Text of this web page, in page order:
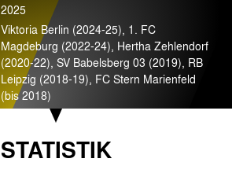
2025
Viktoria Berlin (2024-25), 1. FC
Magdeburg (2022-24), Hertha Zehlendorf
(2020-22), SV Babelsberg 03 (2019), RB
Leipzig (2018-19), FC Stern Marienfeld
(bis 2018)
STATISTIK